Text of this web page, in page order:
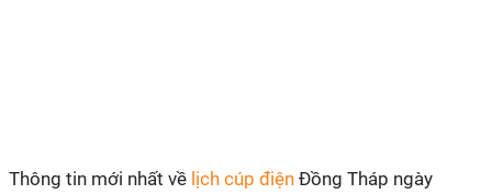
Thông tin mới nhất về lịch cúp điện Đồng Tháp ngày